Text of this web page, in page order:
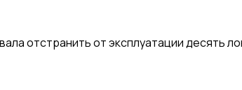
отстранить от эксплуатации десять